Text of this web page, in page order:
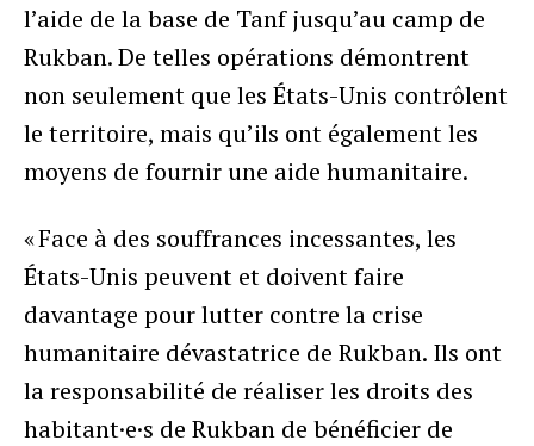
l’aide de la base de Tanf jusqu’au camp de
Rukban. De telles opérations démontrent
non seulement que les États-Unis contrôlent
le territoire, mais qu’ils ont également les
moyens de fournir une aide humanitaire.
« Face à des souffrances incessantes, les
États-Unis peuvent et doivent faire
davantage pour lutter contre la crise
humanitaire dévastatrice de Rukban. Ils ont
la responsabilité de réaliser les droits des
habitant·e·s de Rukban de bénéficier de